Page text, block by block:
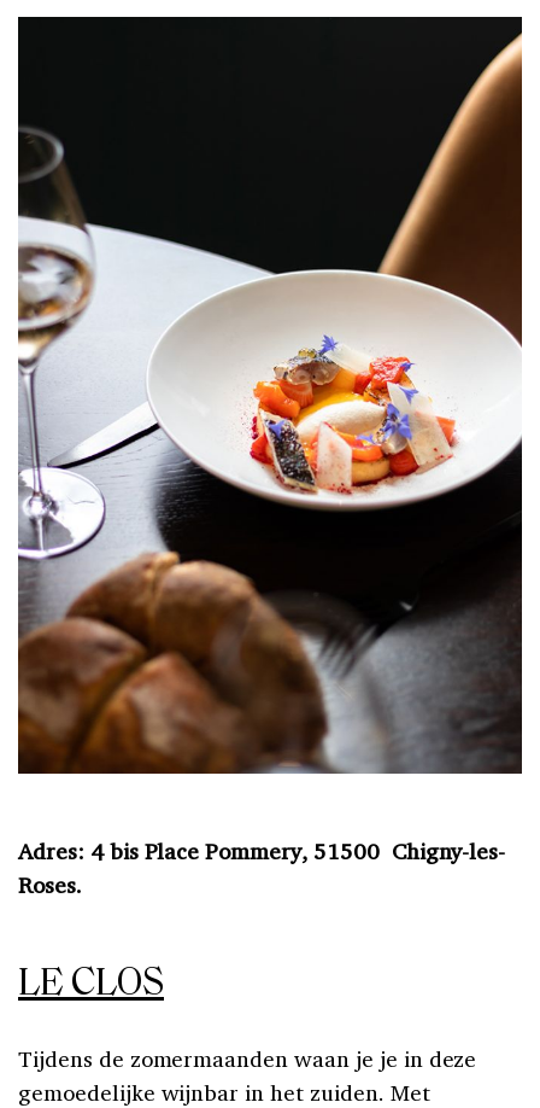
Adres: 4 bis Place Pommery, 51500 Chigny-les-
Roses.
LE CLOS
Tijdens de zomermaanden waan je je in deze
gemoedelijke wijnbar in het zuiden. Met